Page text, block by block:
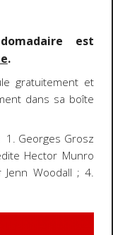
est
.
gratuitement et
dans sa boîte
1. Georges Grosz
Hector Munro
Woodall ; 4.